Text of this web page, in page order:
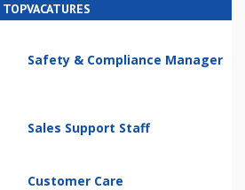
TOPVACATURES
Safety & Compliance Manager
Sales Support Staff
Customer Care